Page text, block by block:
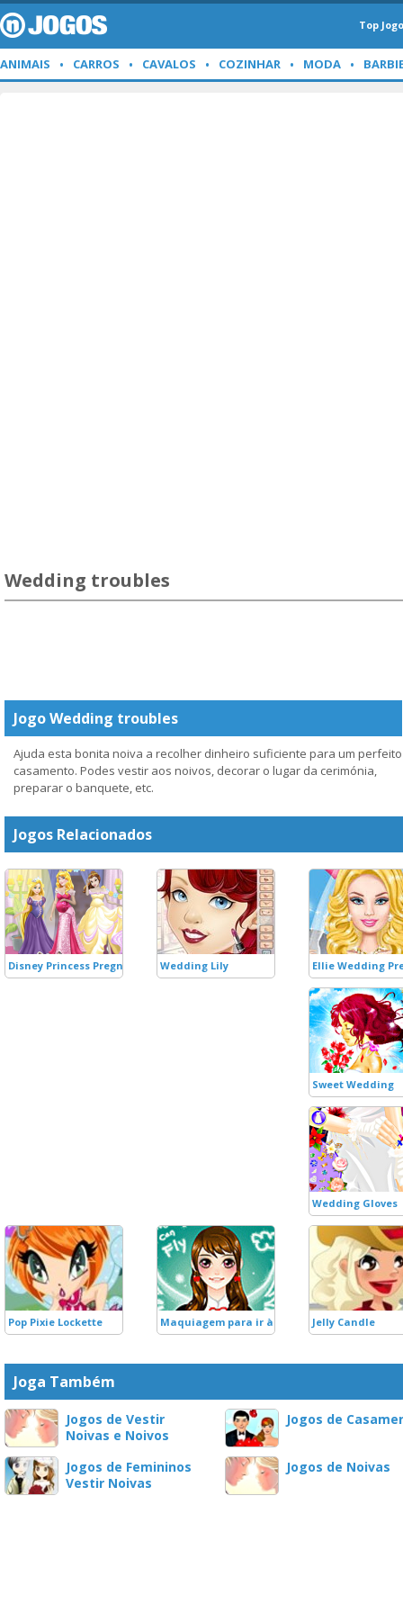
Top
ANIMAIS CARROS CAVALOS COZINHAR MODA
Wedding troubles
Jogo Wedding troubles
Ajuda esta bonita noiva a recolher dinheiro suficiente para um perfeito
casamento. Podes vestir aos noivos, decorar o lugar da cerimónia,
preparar o banquete, etc.
Jogos Relacionados
Disney Princess Pregnant BridesWedding Lily Ellie Wedding
Sweet Wedding
Wedding Gloves
Pop Pixie Lockette Maquiagem para ir à Aula Jelly Candle
Joga Também
Jogos de Vestir
Noivas e Noivos
Jogos de
Jogos de Femininos
Vestir Noivas
Jogos de Noivas